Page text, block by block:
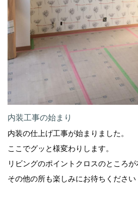
内装工事の始まり
内装の仕上げ工事が始まりました。
ここでグッと様変わりします。
リビングのポイントクロスのところが
その他の所も楽しみにお待ちください